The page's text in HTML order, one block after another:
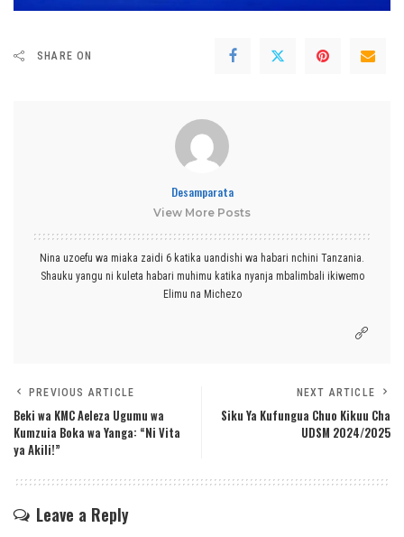
SHARE ON
Desamparata
View More Posts
Nina uzoefu wa miaka zaidi 6 katika uandishi wa habari nchini Tanzania.
Shauku yangu ni kuleta habari muhimu katika nyanja mbalimbali ikiwemo
Elimu na Michezo
PREVIOUS ARTICLE
Beki wa KMC Aeleza Ugumu wa
Kumzuia Boka wa Yanga: “Ni Vita
ya Akili!”
NEXT ARTICLE
Siku Ya Kufungua Chuo Kikuu Cha
UDSM 2024/2025
Leave a Reply